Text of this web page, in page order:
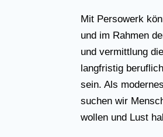
Mit Persowerk
und im Rahmen
und vermittlung
langfristig
sein. Als
suchen wir
wollen und Lust